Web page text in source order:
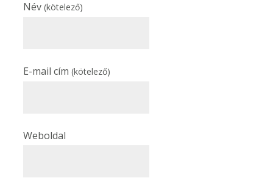
Név(kötelező)
E-mail cím(kötelező)
Weboldal